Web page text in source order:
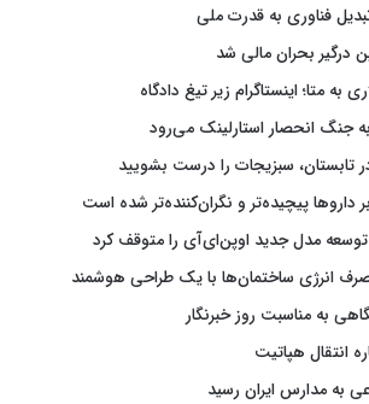
فناوری به قدرت ملی
درگیر بحران مالی شد
تابستان، سبزیجات را درست بشویید
داروها پیچیده‌تر و نگران‌کننده‌تر شده است
توسعه مدل جدید اوپن‌ای‌آی را متوقف کرد
به مناسبت روز خبرنگار
انتقال هپاتیت
مدارس ایران رسید